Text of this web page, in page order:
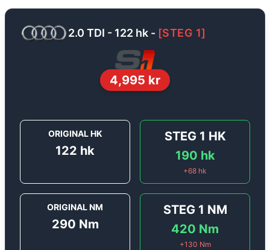
2.0 TDI - 122 hk - [STEG 1]
4,995 kr
ORIGINAL HK
122 hk
STEG 1 HK
190 hk
+68 hk
ORIGINAL NM
290 Nm
STEG 1 NM
420 Nm
+130 Nm